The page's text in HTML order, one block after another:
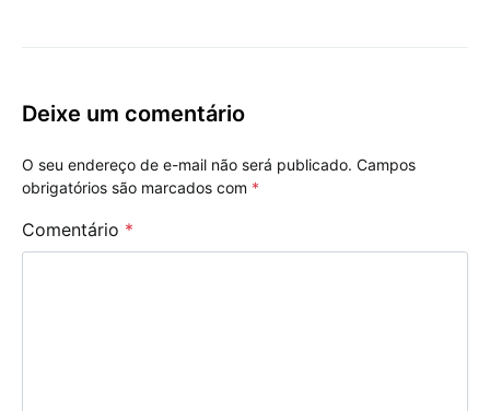
Deixe um comentário
O seu endereço de e-mail não será publicado. Campos
obrigatórios são marcados com *
Comentário *